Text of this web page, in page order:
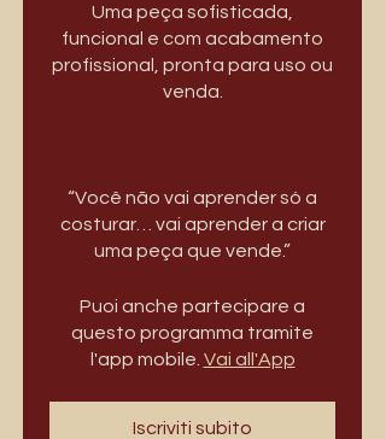
Uma peça sofisticada,
funcional e com acabamento
profissional, pronta para uso ou
venda.
“Você não vai aprender só a
costurar… vai aprender a criar
Puoi anche partecipare a
questo programma tramite
l'app mobile. Vai all'App
Iscriviti subito